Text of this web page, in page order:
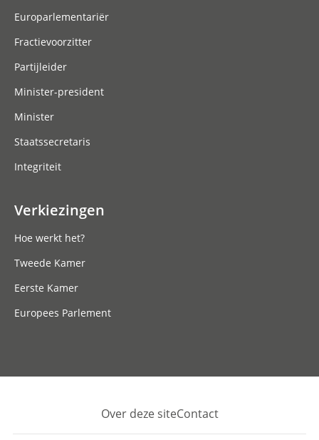
Europarlementariër
Fractievoorzitter
Partijleider
Minister-president
Minister
Staatssecretaris
Integriteit
Verkiezingen
Hoe werkt het?
Tweede Kamer
Eerste Kamer
Europees Parlement
Footer
Over deze siteContact